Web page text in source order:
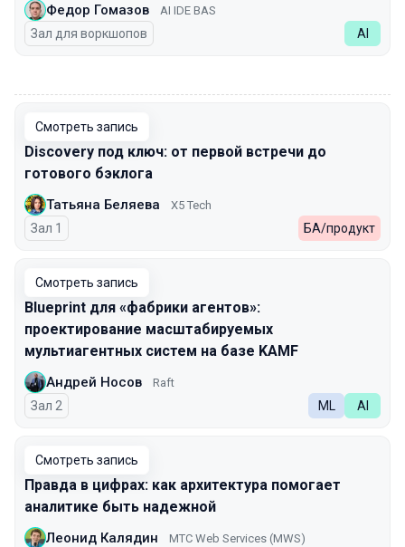
Федор Гомазов AI IDE BAS
Зал для воркшопов AI
Смотреть запись
Discovery под ключ: от первой встречи до
готового бэклога
Татьяна Беляева X5 Tech
Зал 1 БА/продукт
Смотреть запись
Blueprint для «фабрики агентов»:
проектирование масштабируемых
мультиагентных систем на базе KAMF
Андрей Носов Raft
Зал 2 ML AI
Смотреть запись
Правда в цифрах: как архитектура помогает
аналитике быть надежной
Леонид Калядин МТС Web Services (MWS)